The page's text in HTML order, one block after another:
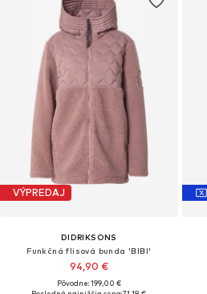
VÝPREDAJ
DIDRIKSONS
Funkčná flisová bunda 'BIBI'
94,90 €
Pôvodne: 199,00 €